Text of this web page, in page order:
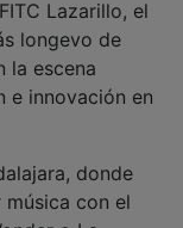
villa de
años el FIMUC
de
objetivo de
conciertos
extraordinaria
la iglesia